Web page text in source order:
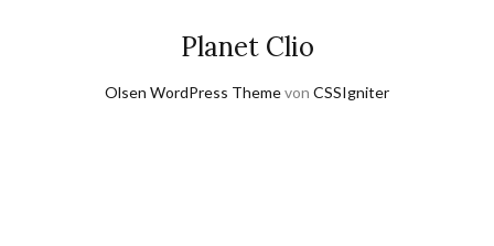
Planet Clio
Olsen WordPress Themevon CSSIgniter